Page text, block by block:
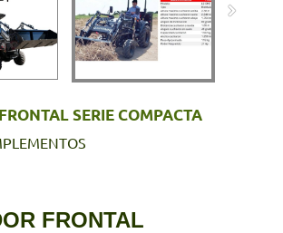
SERIE COMPACTA
FRONTAL